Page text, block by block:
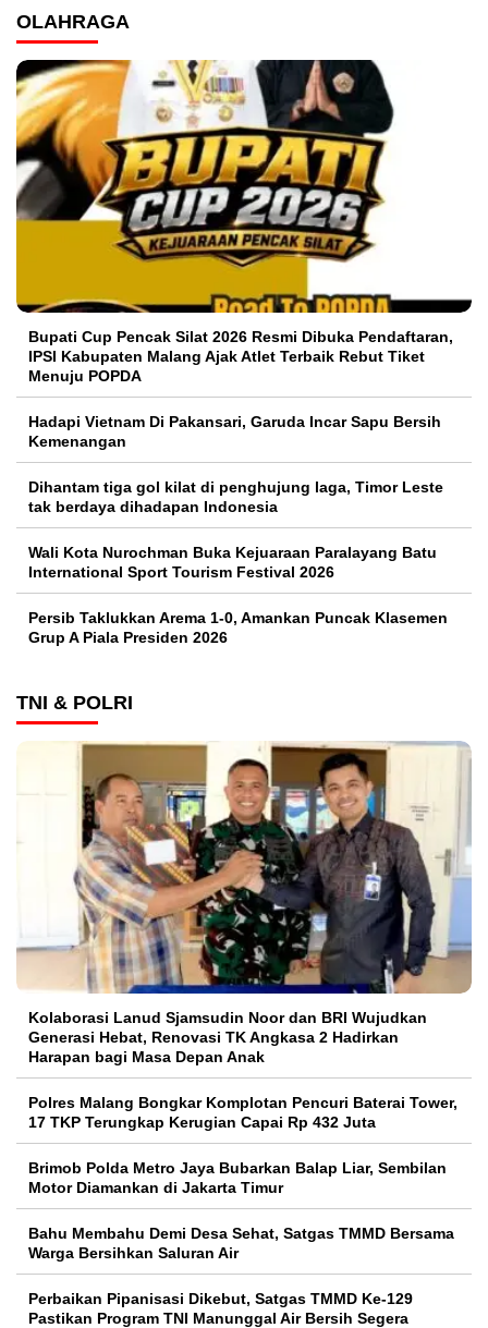
OLAHRAGA
Bupati Cup Pencak Silat 2026 Resmi Dibuka Pendaftaran,
IPSI Kabupaten Malang Ajak Atlet Terbaik Rebut Tiket
Menuju POPDA
Hadapi Vietnam Di Pakansari, Garuda Incar Sapu Bersih
Kemenangan
Dihantam tiga gol kilat di penghujung laga, Timor Leste
tak berdaya dihadapan Indonesia
Wali Kota Nurochman Buka Kejuaraan Paralayang Batu
International Sport Tourism Festival 2026
Persib Taklukkan Arema 1-0, Amankan Puncak Klasemen
Grup A Piala Presiden 2026
TNI & POLRI
Kolaborasi Lanud Sjamsudin Noor dan BRI Wujudkan
Generasi Hebat, Renovasi TK Angkasa 2 Hadirkan
Harapan bagi Masa Depan Anak
Polres Malang Bongkar Komplotan Pencuri Baterai Tower,
17 TKP Terungkap Kerugian Capai Rp 432 Juta
Brimob Polda Metro Jaya Bubarkan Balap Liar, Sembilan
Motor Diamankan di Jakarta Timur
Bahu Membahu Demi Desa Sehat, Satgas TMMD Bersama
Warga Bersihkan Saluran Air
Perbaikan Pipanisasi Dikebut, Satgas TMMD Ke-129
Pastikan Program TNI Manunggal Air Bersih Segera